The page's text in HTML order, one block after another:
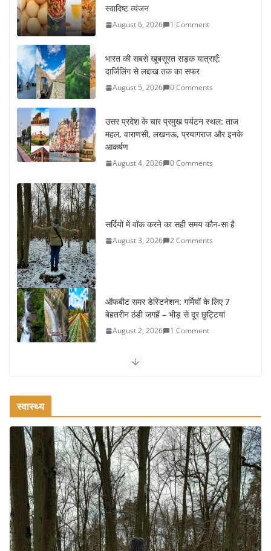
स्वादिष्ट व्यंजन
August 6, 2026 1 Comment
भारत की सबसे खूबसूरत सड़क यात्राएँ:
दार्जिलिंग से लद्दाख तक का सफर
August 5, 2026 0 Comments
उत्तर प्रदेश के चार प्रमुख पर्यटन स्थल: ताज
महल, वाराणसी, लखनऊ, प्रयागराज और इनके
आकर्षण
August 4, 2026 0 Comments
सर्दियों में वॉक करने का सही समय कौन-सा है
August 3, 2026 2 Comments
ऑफबीट समर डेस्टिनेशन: गर्मियों के लिए 7
बेहतरीन ठंडी जगहें – भीड़ से दूर छुट्टियां
August 2, 2026 1 Comment
कश्मीर यात्रा गाइड: प्राकृतिक सुंदरता और स्वादिष्ट भोजन का अनूठा संगम
वजन घटाने के लिए 8 बेहतरीन वॉकिंग एक्सरसाइज: 1 महीने में पाएं 3-4
किलो कम वजन
July 31, 2026 1 Comment
16 ज़रूरी कीबोर्ड शॉर्टकट्स जो आपकी
उत्पादकता को दोगुना कर देंगे
August 7, 2026 0 Comments
स्वास्थ्य